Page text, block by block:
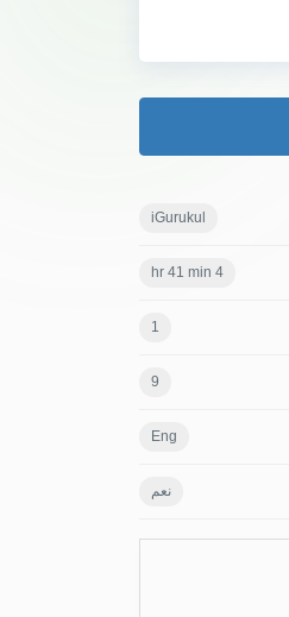
iGurukul
4 hr 41 min
1
9
Eng
نعم